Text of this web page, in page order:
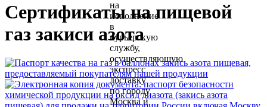
Сертификаты на пищевой
газ закиси азота